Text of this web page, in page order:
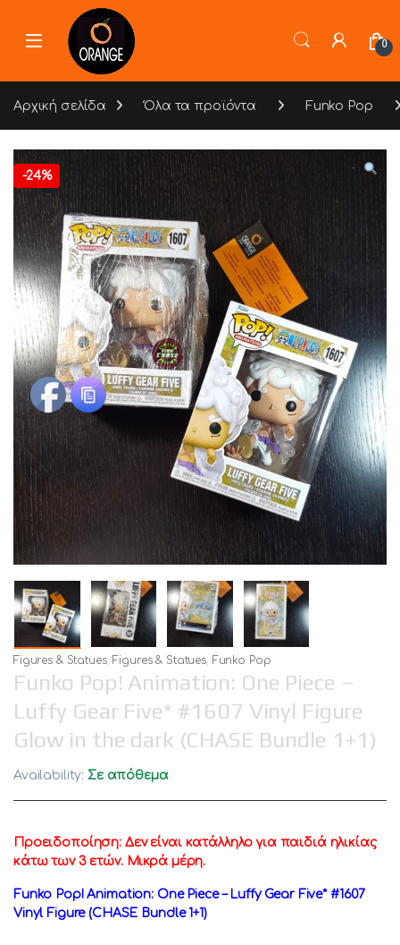
Skip to navigation
Skip to content
0
Αρχική σελίδα Όλα τα προϊόντα Funko Pop
-24%
Figures & Statues, Figures & Statues, Funko Pop
Funko Pop! Animation: One Piece –
Luffy Gear Five* #1607 Vinyl Figure
Glow in the dark (CHASE Bundle 1+1)
Availability: Σε απόθεμα
Προειδοποίηση: Δεν είναι κατάλληλο για παιδιά ηλικίας
κάτω των 3 ετών. Μικρά μέρη.
Funko Pop! Animation: One Piece – Luffy Gear Five* #1607
Vinyl Figure (CHASE Bundle 1+1)